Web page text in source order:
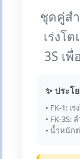
ชุดคู่สำ
เร่งโ
3S เ
✨ ประโ
• FK-1: เ
• FK-3S:
• น้ำหนัก